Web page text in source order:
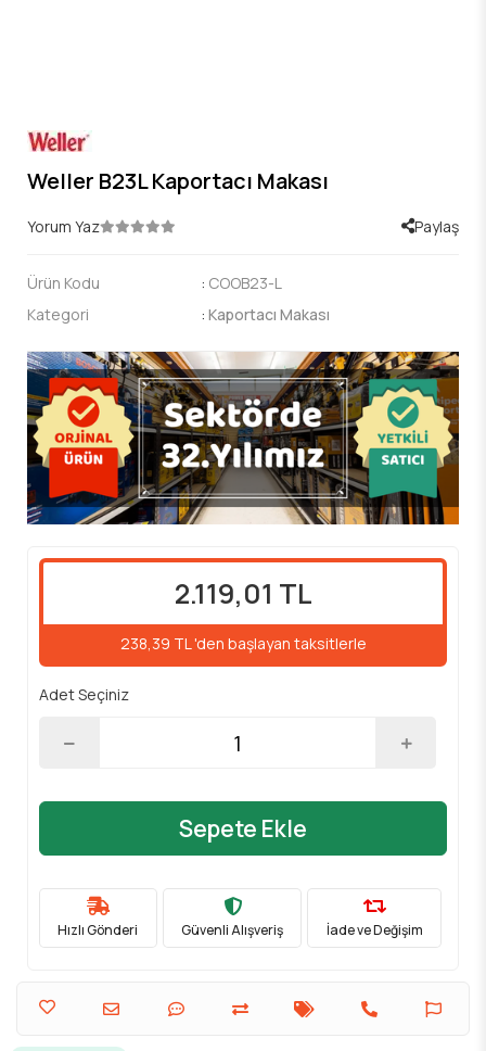
Weller B23L Kaportacı Makası
Yorum Yaz Paylaş
Ürün Kodu : COOB23-L
Kategori
: Kaportacı Makası
2.119,01 TL
238,39 TL 'den başlayan taksitlerle
Adet Seçiniz
Sepete Ekle
Hızlı Gönderi Güvenli Alışveriş İade ve Değişim